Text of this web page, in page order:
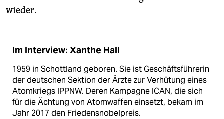
wieder.
Im Interview: Xanthe Hall
1959 in Schottland geboren. Sie ist Geschäftsführerin
der deutschen Sektion der Ärzte zur Verhütung eines
Atomkriegs IPPNW. Deren Kampagne ICAN, die sich
für die Ächtung von Atomwaffen einsetzt, bekam im
Jahr 2017 den Friedensnobelpreis.